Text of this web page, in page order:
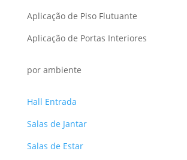
Aplicação de Piso Flutuante
Aplicação de Portas Interiores
por ambiente
Hall Entrada
Salas de Jantar
Salas de Estar